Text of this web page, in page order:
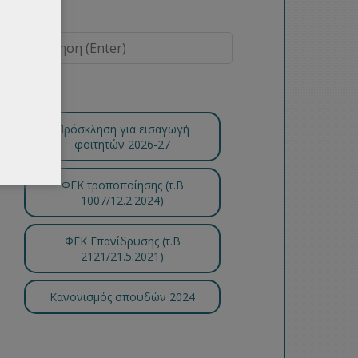
Πρόσκληση για εισαγωγή
φοιτητών 2026-27
ΦΕΚ τροποποίησης (τ.B
1007/12.2.2024)
ΦΕΚ Επανίδρυσης (τ.Β
2121/21.5.2021)
Κανονισμός σπουδών 2024